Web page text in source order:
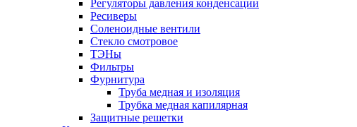
Регуляторы давления конденсации
Ресиверы
Соленоидные вентили
Стекло смотровое
ТЭНы
Фильтры
Фурнитура
Труба медная и изоляция
Трубка медная капилярная
Защитные решетки